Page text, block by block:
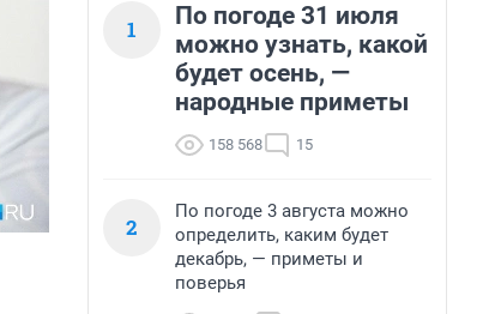
1
По погоде 31 июля
можно узнать, какой
будет осень, —
народные приметы
158 568 15
2
По погоде 3 августа можно
определить, каким будет
декабрь, — приметы и
поверья